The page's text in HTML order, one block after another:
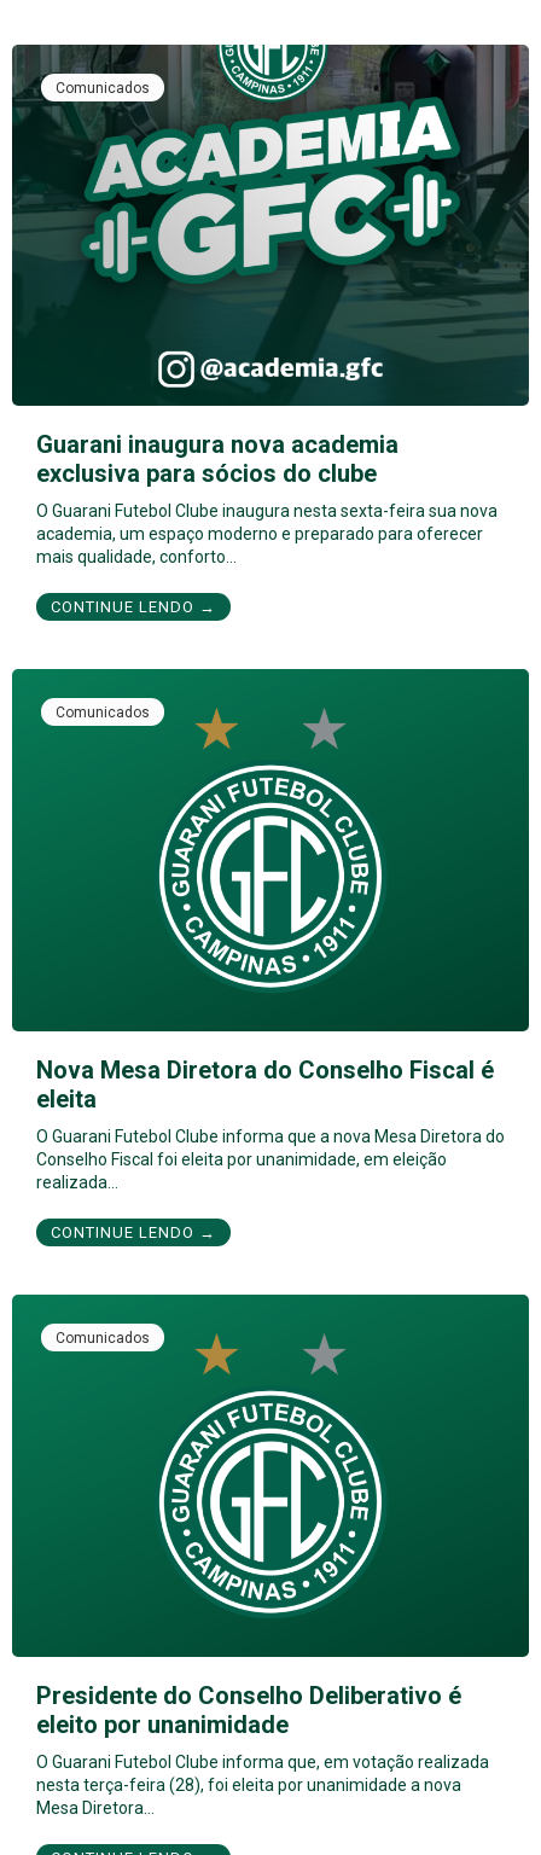
Comunicados
Guarani inaugura nova academia
exclusiva para sócios do clube
O Guarani Futebol Clube inaugura nesta sexta-feira sua nova
academia, um espaço moderno e preparado para oferecer
mais qualidade, conforto…
CONTINUE LENDO →
Comunicados
Nova Mesa Diretora do Conselho Fiscal é
eleita
O Guarani Futebol Clube informa que a nova Mesa Diretora do
Conselho Fiscal foi eleita por unanimidade, em eleição
realizada…
CONTINUE LENDO →
Comunicados
Presidente do Conselho Deliberativo é
eleito por unanimidade
O Guarani Futebol Clube informa que, em votação realizada
nesta terça-feira (28), foi eleita por unanimidade a nova
Mesa Diretora…